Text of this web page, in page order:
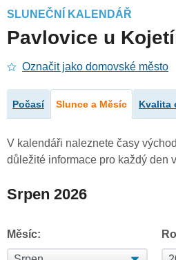
SLUNEČNÍ KALENDÁŘ
Pavlovice u
Označit jako domovské město
Počasí Slunce a Měsíc Kvalita
V kalendáři naleznete časy
důležité informace pro každý den
Srpen 2026
Měsíc: